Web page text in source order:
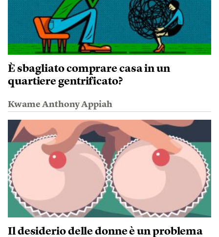
È sbagliato comprare casa in un
quartiere gentrificato?
Kwame Anthony Appiah
Il desiderio delle donne è un problema